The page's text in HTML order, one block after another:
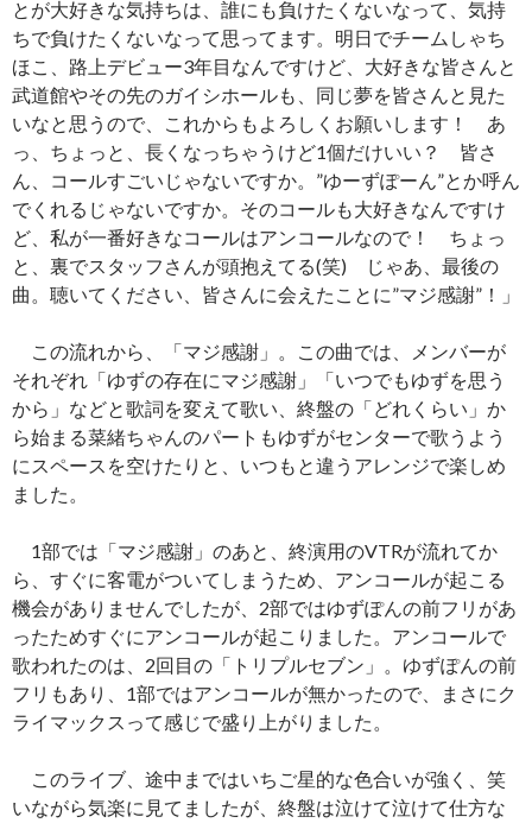
とが大好きな気持ちは、誰にも負けたくないなって、気持
ちで負けたくないなって思ってます。明日でチームしゃち
ほこ、路上デビュー3年目なんですけど、大好きな皆さんと
武道館やその先のガイシホールも、同じ夢を皆さんと見た
いなと思うので、これからもよろしくお願いします！ あ
っ、ちょっと、長くなっちゃうけど1個だけいい？ 皆さ
ん、コールすごいじゃないですか。”ゆーずぽーん”とか呼ん
でくれるじゃないですか。そのコールも大好きなんですけ
ど、私が一番好きなコールはアンコールなので！ ちょっ
と、裏でスタッフさんが頭抱えてる(笑) じゃあ、最後の
曲。聴いてください、皆さんに会えたことに”マジ感謝”！」
この流れから、「マジ感謝」。この曲では、メンバーが
それぞれ「ゆずの存在にマジ感謝」「いつでもゆずを思う
から」などと歌詞を変えて歌い、終盤の「どれくらい」か
ら始まる菜緒ちゃんのパートもゆずがセンターで歌うよう
にスペースを空けたりと、いつもと違うアレンジで楽しめ
ました。
1部では「マジ感謝」のあと、終演用のVTRが流れてか
ら、すぐに客電がついてしまうため、アンコールが起こる
機会がありませんでしたが、2部ではゆずぽんの前フリがあ
ったためすぐにアンコールが起こりました。アンコールで
歌われたのは、2回目の「トリプルセブン」。ゆずぽんの前
フリもあり、1部ではアンコールが無かったので、まさにク
ライマックスって感じで盛り上がりました。
このライブ、途中まではいちご星的な色合いが強く、笑
いながら気楽に見てましたが、終盤は泣けて泣けて仕方な